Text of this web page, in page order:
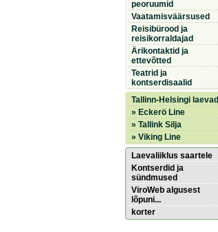
peoruumid
Vaatamisväärsused
Reisibürood ja
reisikorraldajad
Ärikontaktid ja
ettevõtted
Teatrid ja
kontserdisaalid
Tallinn-Helsingi laevad
» Eckerö Line
» Tallink Silja
» Viking Line
Laevaliiklus saartele
Kontserdid ja
sündmused
ViroWeb algusest
lõpuni...
korter